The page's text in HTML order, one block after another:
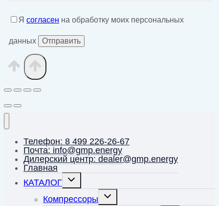
Я согласен на обработку моих персональных
данных
Телефон: 8 499 226-26-67
Почта: info@gmp.energy
Дилерский центр: dealer@gmp.energy
Главная
КАТАЛОГ
Переключить
Компрессоры
Переключить